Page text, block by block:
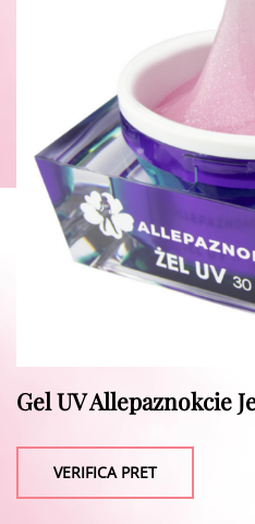
Gel UV Allepaznokcie
VERIFICA PRET